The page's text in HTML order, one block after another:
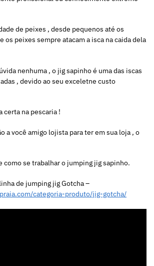
de peixes , desde pequenos até os
os peixes sempre atacam a isca na caida dela
nenhuma , o jig sapinho é uma das iscas
, devido ao seu exceletne custo
certa na pescaria !
a você amigo lojista para ter em sua loja , o
como se trabalhar o jumping jig sapinho.
de jumping jig Gotcha –
categoria-produto/jig-gotcha/